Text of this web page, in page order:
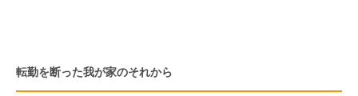
転勤を断った我が家のそれから